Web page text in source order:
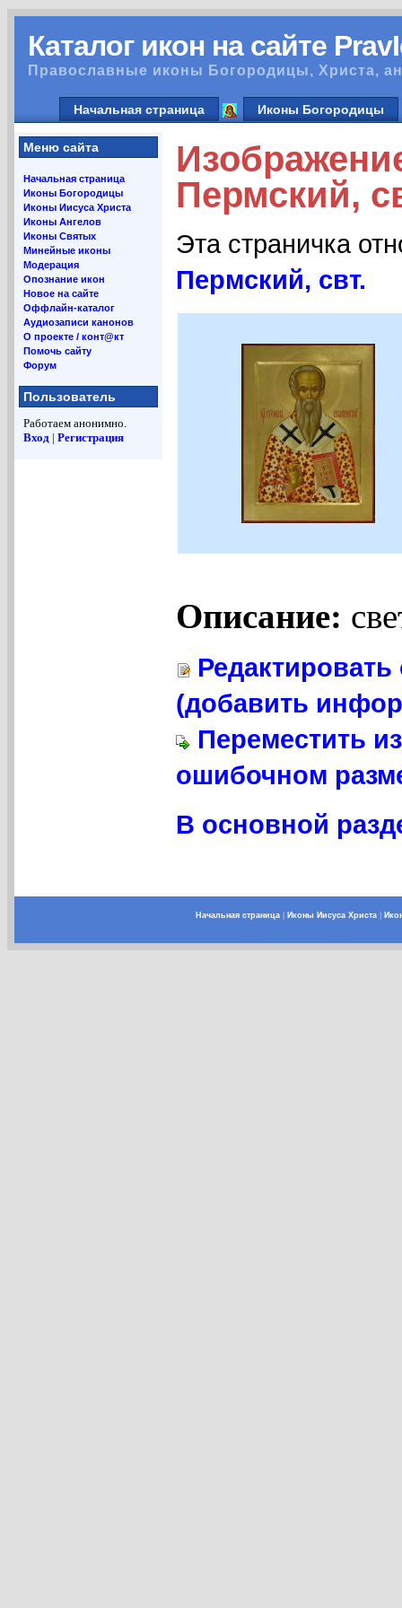
Каталог икон на сайте
Православные иконы Богородицы, Христа,
Начальная страница Иконы Богородицы
Меню сайта
Начальная страница
Иконы Богородицы
Иконы Иисуса Христа
Иконы Ангелов
Иконы Святых
Минейные иконы
Модерация
Опознание икон
Новое на сайте
Оффлайн-каталог
Аудиозаписи канонов
О проекте / конт@кт
Помочь сайту
Форум
Пользователь
Работаем анонимно.
Вход | Регистрация
Пермский,
Эта страничка
Пермский, свт.
Описание:
(добавить
Переместить
ошибочном
В основной
Начальная страница| Иконы Иисуса Христа|